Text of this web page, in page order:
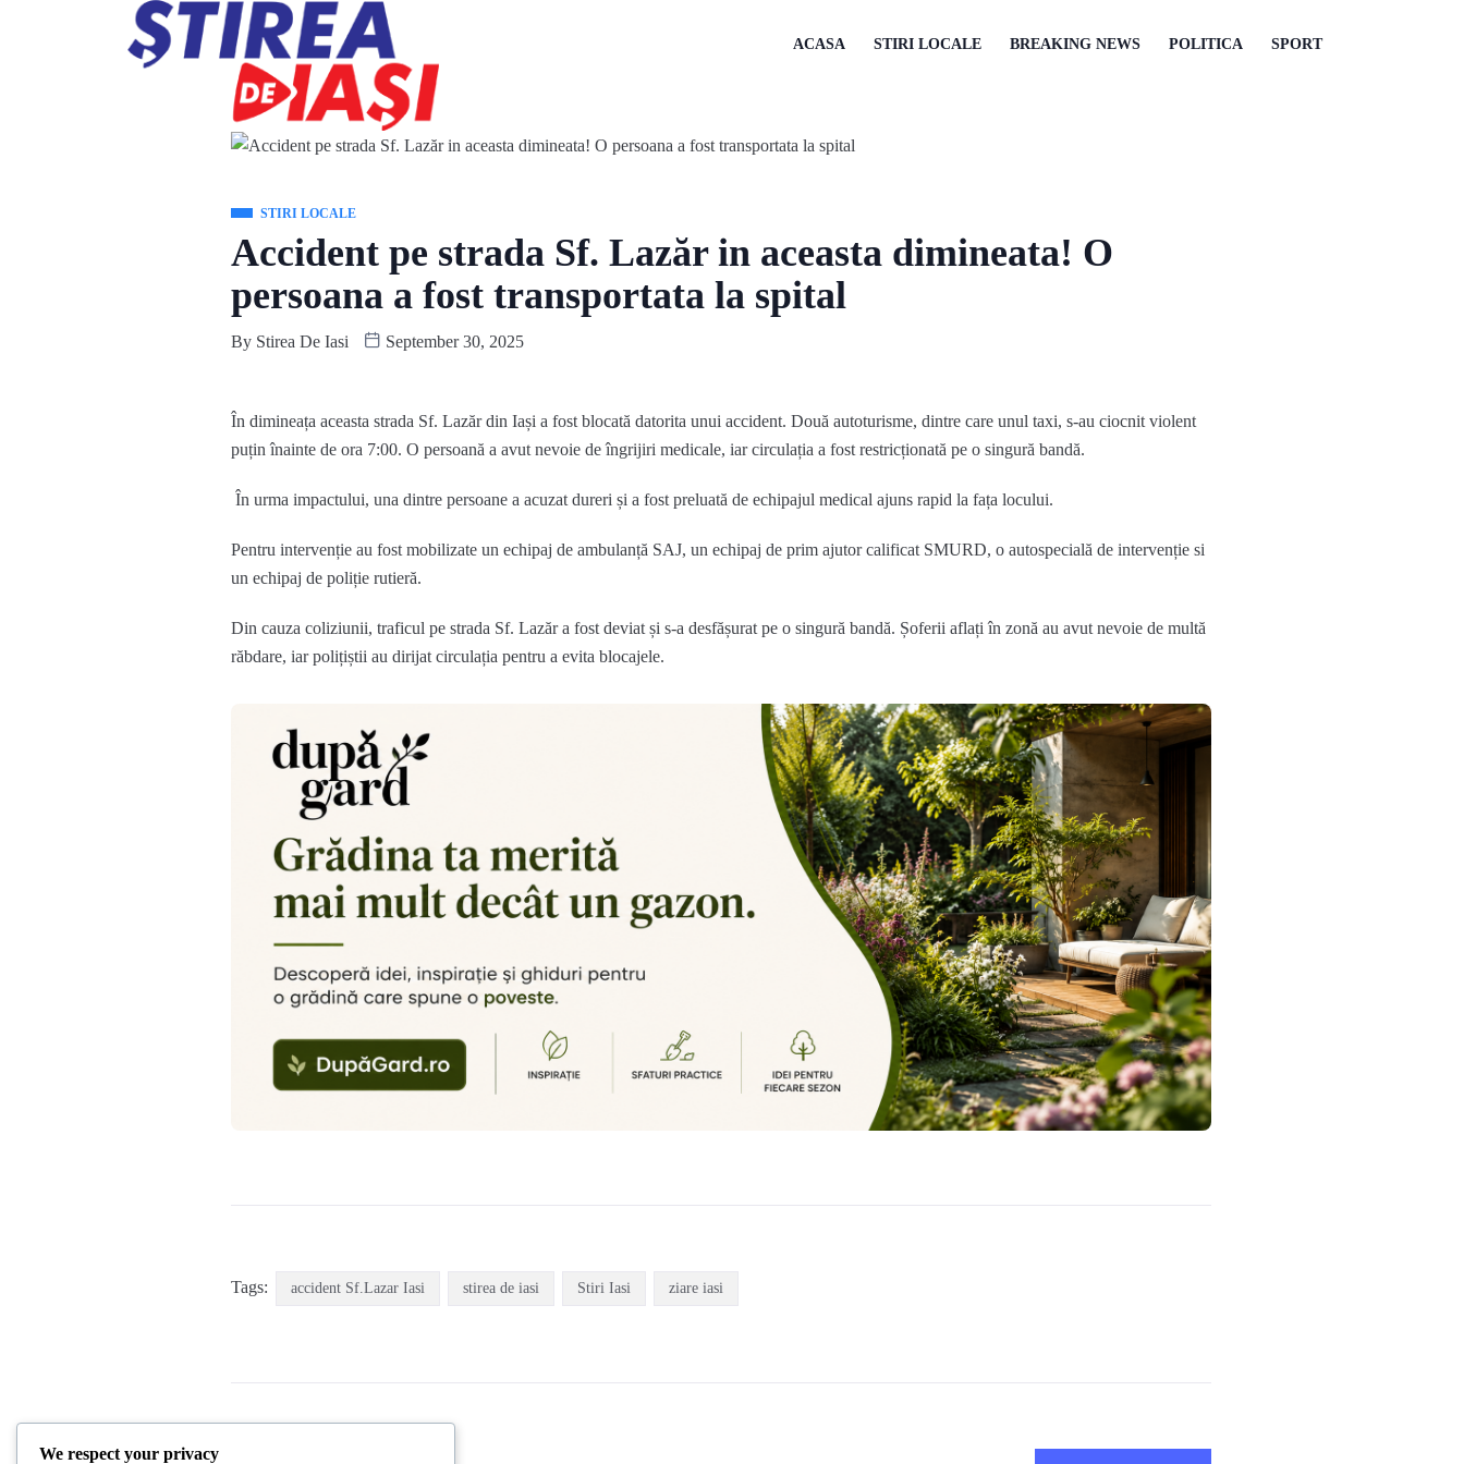
ACASA STIRI LOCALE BREAKING NEWS POLITICA SPORT
STIRI LOCALE
Accident pe strada Sf. Lazăr in aceasta dimineata! O
persoana a fost transportata la spital
By Stirea De Iasi September 30, 2025
În dimineața aceasta strada Sf. Lazăr din Iași a fost blocată datorita unui accident. Două autoturisme, dintre care unul taxi, s-au ciocnit violent
puțin înainte de ora 7:00. O persoană a avut nevoie de îngrijiri medicale, iar circulația a fost restricționată pe o singură bandă.
În urma impactului, una dintre persoane a acuzat dureri și a fost preluată de echipajul medical ajuns rapid la fața locului.
Pentru intervenție au fost mobilizate un echipaj de ambulanță SAJ, un echipaj de prim ajutor calificat SMURD, o autospecială de intervenție si
un echipaj de poliție rutieră.
Din cauza coliziunii, traficul pe strada Sf. Lazăr a fost deviat și s-a desfășurat pe o singură bandă. Șoferii aflați în zonă au avut nevoie de multă
răbdare, iar polițiștii au dirijat circulația pentru a evita blocajele.
Tags: accident Sf.Lazar Iasi stirea de iasi Stiri Iasi ziare iasi
We respect your privacy